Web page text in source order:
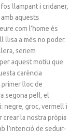
llampant i cridaner,
aquests
com l’home és
llisa a més no poder.
seriem
aquest motiu que
carència
primer lloc de
segona pell, el
negre, groc, vermell i
crear la nostra pròpia
l’intenció de seduir-